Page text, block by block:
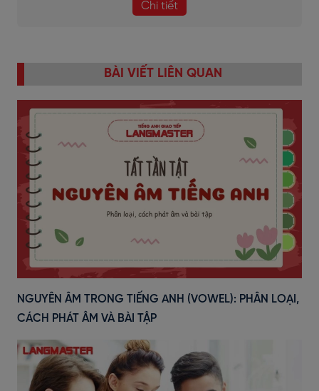
Chi tiết
BÀI VIẾT LIÊN QUAN
NGUYÊN ÂM TRONG TIẾNG ANH (VOWEL): PHÂN LOẠI,
CÁCH PHÁT ÂM VÀ BÀI TẬP